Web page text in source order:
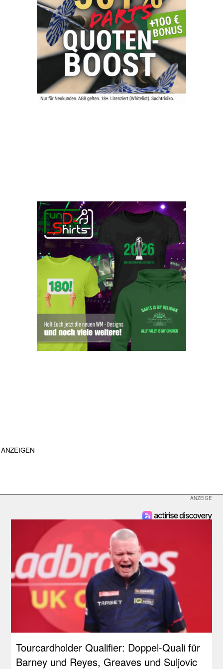
ANZEIGEN
Tourcardholder Qualifier: Doppel-Quali für
Barney und Reyes, Greaves und Suljovic